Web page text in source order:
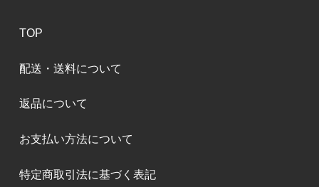
TOP
配送・送料について
返品について
お支払い方法について
特定商取引法に基づく表記